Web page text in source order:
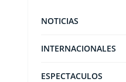
NOTICIAS
INTERNACIONALES
ESPECTACULOS